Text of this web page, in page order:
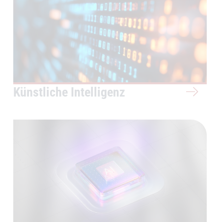
Künstliche Intelligenz